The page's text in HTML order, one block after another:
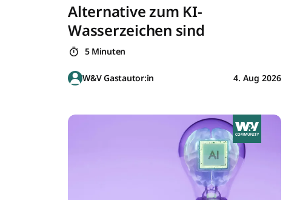
Alternative zum KI-
Wasserzeichen sind
5 Minuten
W&V Gastautor:in 4. Aug 2026